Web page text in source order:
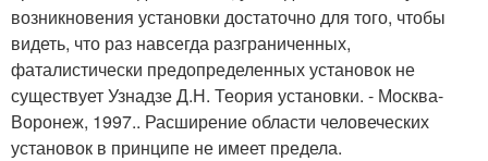
возникновения установки достаточно для того, чтобы
видеть, что раз навсегда разграниченных,
фаталистически предопределенных установок не
существует Узнадзе Д.Н. Теория установки. - Москва-
Воронеж, 1997.. Расширение области человеческих
установок в принципе не имеет предела.